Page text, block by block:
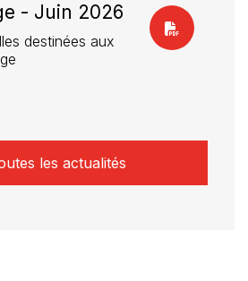
- Juin 2026
destinées aux
les actualités